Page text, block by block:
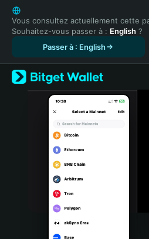
English
日本語
Tiếng Việt
Español (Latinoamérica)
Türkçe
Italiano
Português (Portugal)
Bahasa Indonesia
Vous consultez actuellement cette
Souhaitez-vous passer à : English ?
Passer à : English